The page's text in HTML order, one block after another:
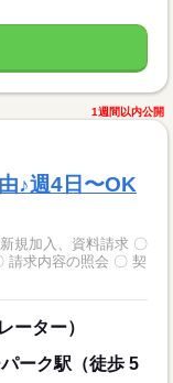
1週間以内公開
♪週4日〜OK
請求内容の照会 〇 契
ーター）
ーク駅（徒歩 5